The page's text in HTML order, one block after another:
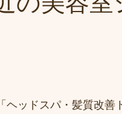
ッドスパ・髪質改善